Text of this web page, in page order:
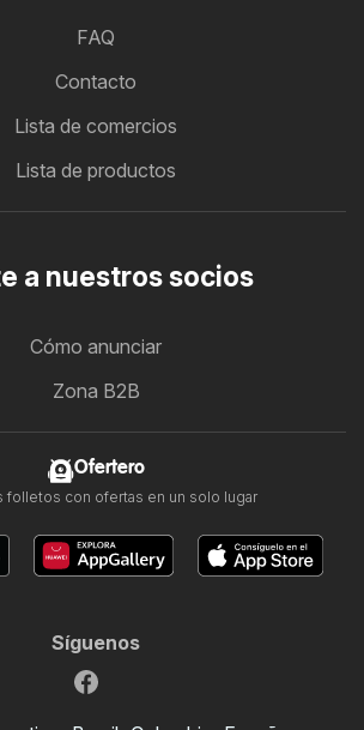
FAQ
Contacto
Lista de comercios
Lista de productos
a nuestros socios
Cómo anunciar
Zona B2B
Ofertero
folletos con ofertas en un solo lugar
Síguenos